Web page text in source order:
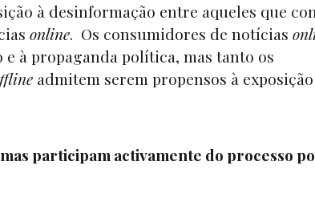
à desinformação entre aqueles que
online. Os consumidores de notícias
à propaganda política, mas tanto os
admitem serem propensos à
participam activamente do processo